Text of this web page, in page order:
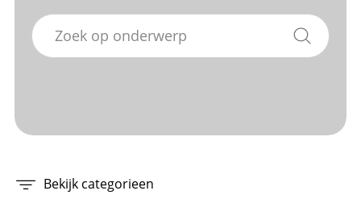
Bekijk categorieen